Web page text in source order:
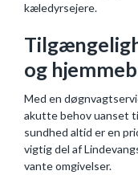
kæledyrsejere.
og
Med en
akutte behov uanset
sundhed altid er en
vigtig del af
vante omgivelser.